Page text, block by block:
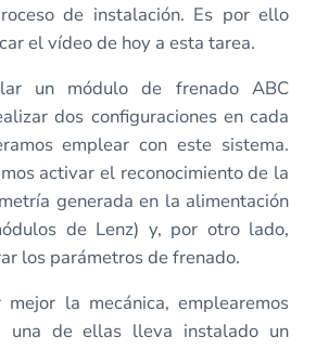
de instalación. Es por ello
el vídeo de hoy a esta tarea.
un módulo de frenado ABC
dos configuraciones en cada
emplear con este sistema.
activar el reconocimiento de la
generada en la alimentación
de Lenz) y, por otro lado,
los parámetros de frenado.
mejor la mecánica, emplearemos
una de ellas lleva instalado un